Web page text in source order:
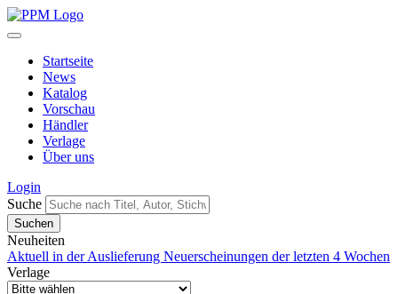
Startseite
News
Katalog
Vorschau
Händler
Verlage
Über uns
Login
Suche
Neuheiten
Aktuell in der Auslieferung Neuerscheinungen der letzten 4 Wochen
Verlage